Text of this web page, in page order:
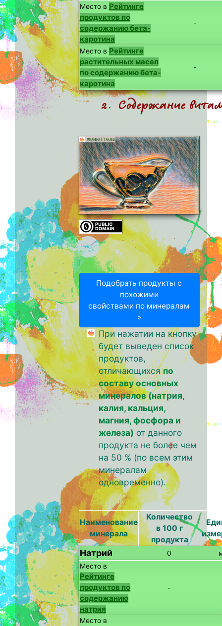
2. Содержание
Место в Рейтинге
продуктов по
содержанию бета-
каротина
-
Место в Рейтинге
растительных масел
по содержанию бета-
каротина
-
Подобрать продукты с
похожими
свойствами по минералам
»
При нажатии на кнопку
будет выведен список
продуктов,
отличающихсяпо
составу основных
минералов (натрия,
калия, кальция,
магния, фосфора и
железа) от данного
продукта не более чем
на 50 % (по всем этим
минералам
одновременно).
Наименование
минерала
Количество
в 100 г
продукта
Натрий 0
Место в
Рейтинге
продуктов по
содержанию
натрия
-
Место в